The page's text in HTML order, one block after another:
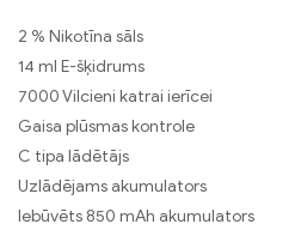
2 % Nikotīna sāls
14 ml E-šķidrums
7000 Vilcieni katrai ierīcei
Gaisa plūsmas kontrole
C tipa lādētājs
Uzlādējams akumulators
Iebūvēts 850 mAh akumulators